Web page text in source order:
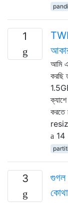
1
আমি
করছি
করতে
14
3
গুগল